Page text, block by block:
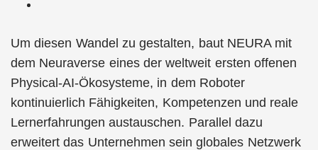
Um diesen Wandel zu gestalten, baut NEURA mit
dem Neuraverse eines der weltweit ersten offenen
Physical-AI-Ökosysteme, in dem Roboter
kontinuierlich Fähigkeiten, Kompetenzen und reale
Lernerfahrungen austauschen. Parallel dazu
erweitert das Unternehmen sein globales Netzwerk